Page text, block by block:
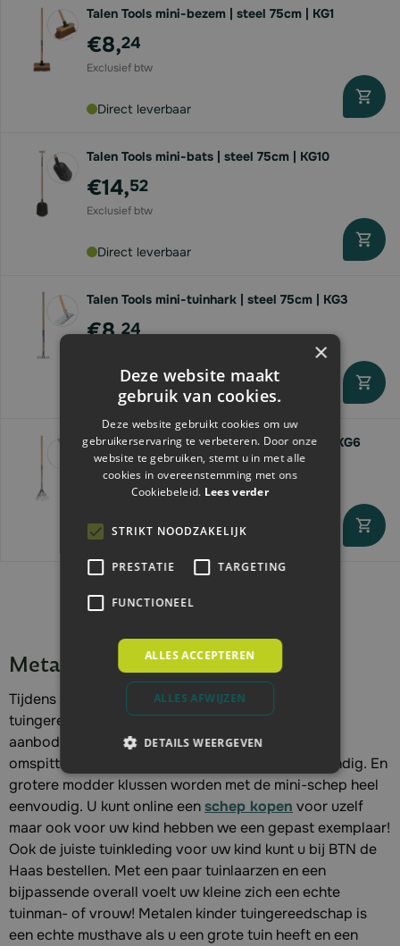
Talen Tools mini-bezem | steel 75cm | KG1
€8,24
Direct leverbaar
Talen Tools mini-bats | steel 75cm | KG10
€14,52
Direct leverbaar
Talen Tools mini-tuinhark | steel 75cm | KG3
€8,24
Direct leverbaar
Talen Tools mini-gazonhark | steel 75cm | KG6
€8,24
Direct leverbaar
Metalen kinder tuingereedschap
Tijdens zonnige dagen kan ons metalen kinder
tuingereedschap uitstekend gebruikt worden. Het
aanbod van BTN de Haas is erg breed. Voor het
omspitten van grond is de mini-schoffel super handig. En
grotere modder klussen worden met de mini-schep heel
eenvoudig. U kunt online eenschep kopen voor uzelf
maar ook voor uw kind hebben we een gepast exemplaar!
Ook de juiste tuinkleding voor uw kind kunt u bij BTN de
Haas bestellen. Met een paar tuinlaarzen en een
bijpassende overall voelt uw kleine zich een echte
tuinman- of vrouw! Metalen kinder tuingereedschap is
een echte musthave als u een grote tuin heeft en een
×
Deze website maakt
gebruik van cookies.
Deze website gebruikt cookies om uw
gebruikerservaring te verbeteren. Door onze
website te gebruiken, stemt u in met alle
cookies in overeenstemming met ons
Cookiebeleid. Lees verder
STRIKT NOODZAKELIJK
PRESTATIE TARGETING
FUNCTIONEEL
ALLES ACCEPTEREN
ALLES AFWIJZEN
DETAILS WEERGEVEN